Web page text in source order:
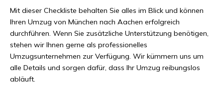
Mit dieser Checkliste behalten Sie alles im Blick und können
Ihren Umzug von München nach Aachen erfolgreich
durchführen. Wenn Sie zusätzliche Unterstützung benötigen,
stehen wir Ihnen gerne als professionelles
Umzugsunternehmen zur Verfügung. Wir kümmern uns um
alle Details und sorgen dafür, dass Ihr Umzug reibungslos
abläuft.